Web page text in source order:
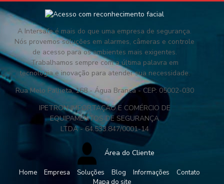
A Intersafe é mais do que uma empresa de segurança.
Nós provemos soluções em alarmes, câmeras e controle
de acesso para os ambientes mais exigentes.
Trabalhamos sempre com a última palavra em
tecnologia e inovação para atender sua necessidade.
Rua Melo Palheta, 168 - Água Branca - CEP: 05002-030
IPETRON IMPORTAÇÃO E COMÉRCIO DE
EQUIPAMENTOS DE SEGURANÇA
LTDA - 64.533.847/0001-14
Área do Cliente
Home Empresa Soluções Blog Informações
Contato
Mapa do site